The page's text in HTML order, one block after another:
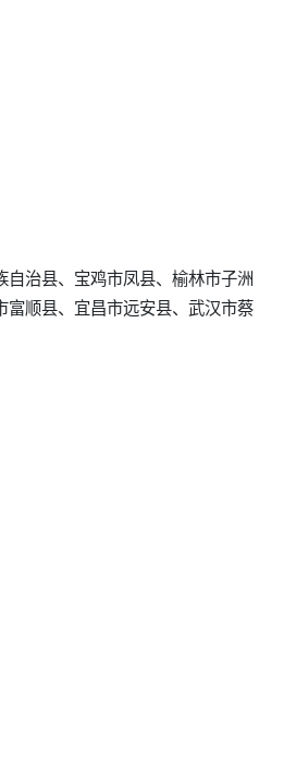
治县、宝鸡市凤县、榆林市子洲
富顺县、宜昌市远安县、武汉市蔡